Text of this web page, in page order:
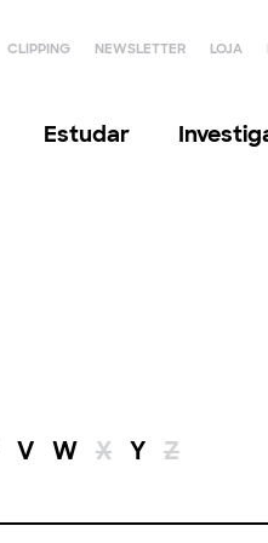
CLIPPING NEWSLETTER LOJA
Estudar
V W X Y Z